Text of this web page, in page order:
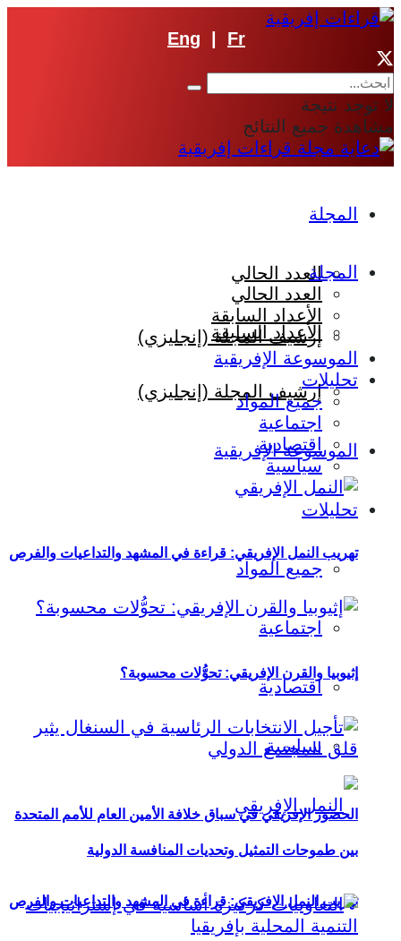
Eng Fr
لا توجد نتيجة
مشاهدة جميع النتائج
المجلة
العدد الحالي
الأعداد السابقة
إرشيف المجلة (إنجليزي)
الموسوعة الإفريقية
تحليلات
جميع المواد
اجتماعية
اقتصادية
سياسية
تهريب النمل الإفريقي: قراءة في المشهد والتداعيات والفرص
المجلة
العدد الحالي
الأعداد السابقة
إرشيف المجلة (إنجليزي)
الموسوعة الإفريقية
تحليلات
جميع المواد
اجتماعية
اقتصادية
سياسية
تهريب النمل الإفريقي: قراءة في المشهد والتداعيات والفرص
إثيوبيا والقرن الإفريقي: تحوُّلات محسوبة؟
الحضور الإفريقي في سباق خلافة الأمين العام للأمم المتحدة
بين طموحات التمثيل وتحديات المنافسة الدولية